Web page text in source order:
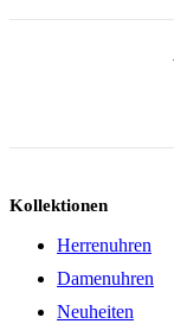
Kollektionen
Herrenuhren
Damenuhren
Neuheiten